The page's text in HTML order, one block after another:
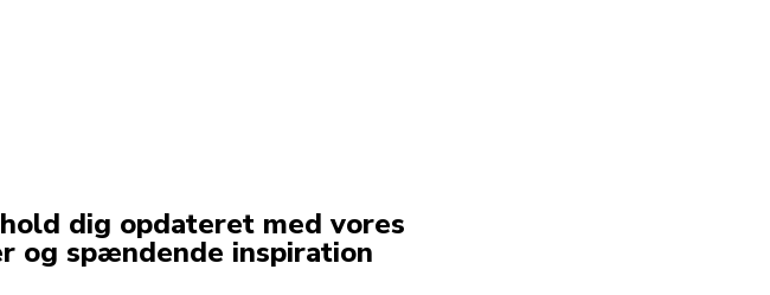
dig opdateret med vores
og spændende inspiration